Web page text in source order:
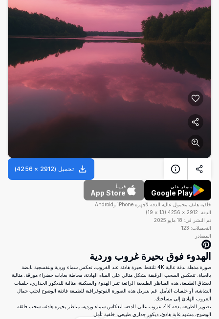
تحميل (
2912
×
4256
)
متوفر على
Google Play
قريباً
App Store
خلفية هاتف محمول عالية الدقة لأجهزة iPhone وAndroid
الدقة: 2912
×
4256
(
13
×
19
)
تم النشر في: 18 مايو 2025
التحميلات: 123
المصادر
الهدوء فوق بحيرة غروب وردية
صورة مذهلة بدقة عالية 4K تلتقط بحيرة هادئة عند الغروب، تعكس سماء وردية وبنفسجية نابضة
بالحياة. تنعكس السحب الرقيقة بشكل مثالي على المياه الهادئة، محاطة بغابات خضراء مورقة. مثالية
لعشاق الطبيعة، هذه المناظر الطبيعية الرائعة تثير الهدوء والسكينة، مثالية للديكور الجداري، خلفيات
الشاشة، أو خلفيات التأمل. قم بتنزيل هذه الصورة الفوتوغرافية للطبيعة فائقة الوضوح لجلب جمال
الغروب الهادئ إلى مساحتك.
تصوير الطبيعة بدقة 4K، غروب عالي الدقة، انعكاس سماء وردية، مناظر بحيرة هادئة، سحب فائقة
الوضوح، مشهد غابة هادئ، ديكور جداري طبيعي، خلفية تأمل